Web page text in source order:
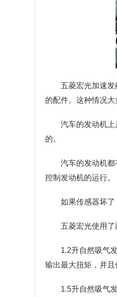
五菱宏光加速发
的配件。这种情况大
汽车的发动机
的。
汽车的发动机
控制发动机的运行。
如果传感器坏了
五菱宏光使用
1.2升自然吸气
输出最大扭矩，并且
1.5升自然吸气